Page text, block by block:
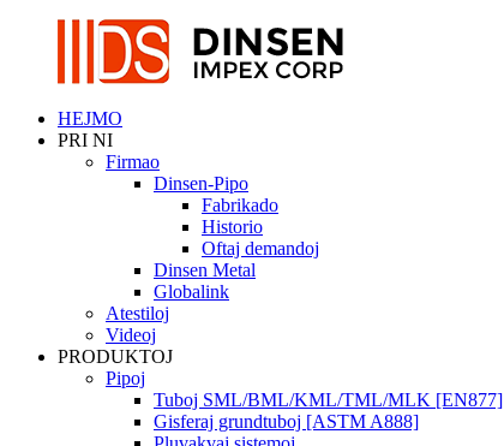
HEJMO
PRI NI
Firmao
Dinsen-Pipo
Fabrikado
Historio
Oftaj demandoj
Dinsen Metal
Globalink
Atestiloj
Videoj
PRODUKTOJ
Pipoj
Tuboj SML/BML/KML/TML/MLK [EN877]
Gisferaj grundtuboj [ASTM A888]